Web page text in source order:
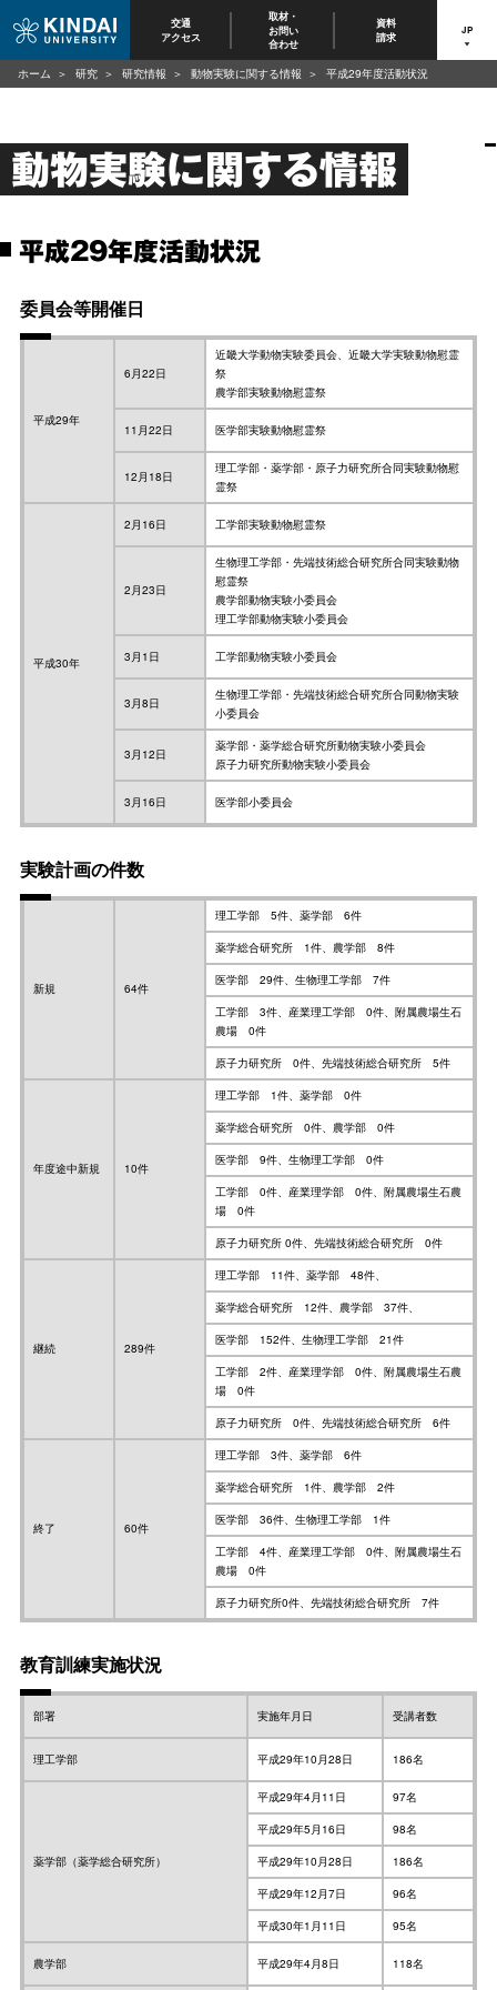
交通
アクセス
取材・
お問い
合わせ
資料
請求
JP
動物実験に関する情報
平成29年度活動状況
委員会等開催日
平成29年
6月22日
近畿大学動物実験委員会、近畿大学実験動物慰霊
祭
農学部実験動物慰霊祭
11月22日 医学部実験動物慰霊祭
12月18日
理工学部・薬学部・原子力研究所合同実験動物慰
霊祭
平成30年
2月16日 工学部実験動物慰霊祭
2月23日
生物理工学部・先端技術総合研究所合同実験動物
慰霊祭
農学部動物実験小委員会
理工学部動物実験小委員会
3月1日 工学部動物実験小委員会
3月8日
生物理工学部・先端技術総合研究所合同動物実験
小委員会
3月12日
薬学部・薬学総合研究所動物実験小委員会
原子力研究所動物実験小委員会
3月16日 医学部小委員会
実験計画の件数
新規 64件
理工学部 5件、薬学部 6件
薬学総合研究所 1件、農学部 8件
医学部 29件、生物理工学部 7件
工学部 3件、産業理工学部 0件、附属農場生石
農場 0件
原子力研究所 0件、先端技術総合研究所 5件
年度途中新規 10件
理工学部 1件、薬学部 0件
薬学総合研究所 0件、農学部 0件
医学部 9件、生物理工学部 0件
工学部 0件、産業理学部 0件、附属農場生石農
場 0件
原子力研究所 0件、先端技術総合研究所 0件
継続 289件
理工学部 11件、薬学部 48件、
薬学総合研究所 12件、農学部 37件、
医学部 152件、生物理工学部 21件
工学部 2件、産業理学部 0件、附属農場生石農
場 0件
原子力研究所 0件、先端技術総合研究所 6件
終了 60件
理工学部 3件、薬学部 6件
薬学総合研究所 1件、農学部 2件
医学部 36件、生物理工学部 1件
工学部 4件、産業理工学部 0件、附属農場生石
農場 0件
原子力研究所0件、先端技術総合研究所 7件
教育訓練実施状況
部署 実施年月日 受講者数
理工学部 平成29年10月28日 186名
薬学部（薬学総合研究所）
平成29年4月11日 97名
平成29年5月16日 98名
平成29年10月28日 186名
平成29年12月7日 96名
平成30年1月11日 95名
農学部 平成29年4月8日 118名
ホーム 研究 研究情報 動物実験に関する情報 平成29年度活動状況